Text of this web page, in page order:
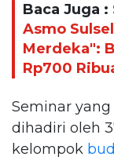
Baca Juga :
Asmo
Merdeka":
Rp700
Seminar
dihadiri oleh
kelompok